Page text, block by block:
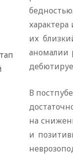
их
аномалии
В
на
и